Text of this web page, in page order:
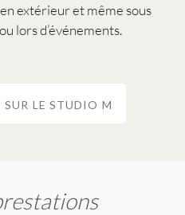
extérieur et même sous
lors d’événements.
SUR LE STUDIO M